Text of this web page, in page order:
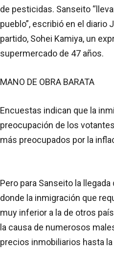
de pesticidas. Sanseito
pueblo”, escribió en el diario
partido, Sohei Kamiya, un
supermercado de 47 años.
MANO DE OBRA BARATA
Encuestas indican que la
preocupación de los
más preocupados por la
Pero para Sanseito la
donde la inmigración que
muy inferior a la de otros
la causa de numerosos
precios inmobiliarios hasta